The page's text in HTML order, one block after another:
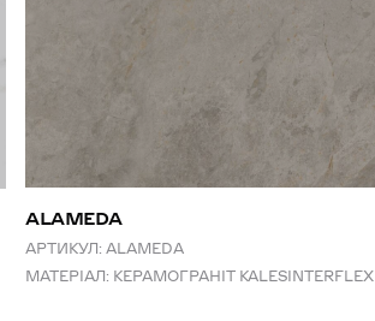
ALAMEDA
АРТИКУЛ: ALAMEDA
МАТЕРІАЛ: КЕРАМОГРАНІТ KALESINTERFLEX